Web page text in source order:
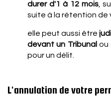
durer d'1 à 12 mois,
suite à la rétention de
elle peut aussi être
devant un Tribunal ou
pour un délit.
L'annulation de votre